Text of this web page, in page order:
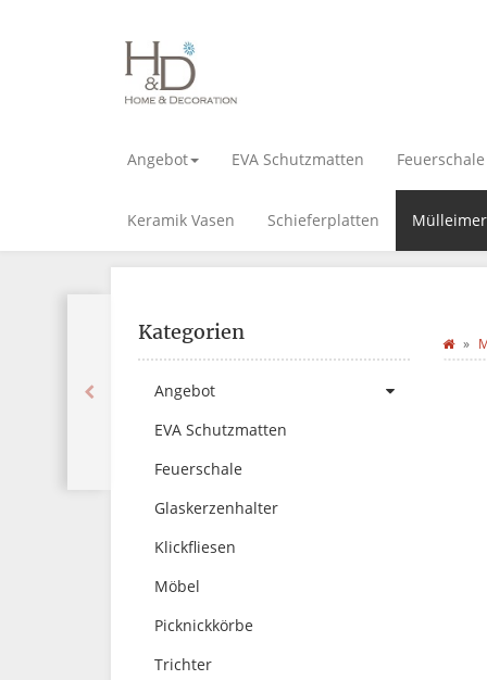
Angebot EVA Schutzmatten Feuerschale
Keramik Vasen Schieferplatten Mülleimer
Kategorien
Angebot
EVA Schutzmatten
Feuerschale
Glaskerzenhalter
Klickfliesen
Möbel
Picknickkörbe
Trichter